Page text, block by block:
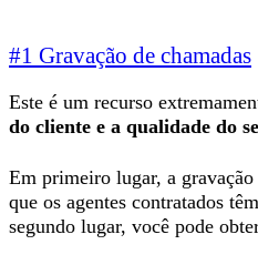
#1 Gravação de chamadas
Este é um recurso
do cliente e a qualidade do
Em primeiro lugar, a gravação
que os agentes contratados
segundo lugar, você pode